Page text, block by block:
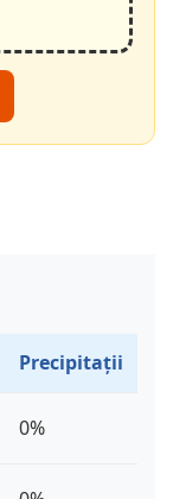
Precipitații
0%